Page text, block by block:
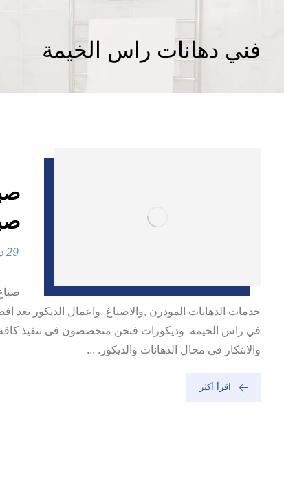
فني دهانات راس الخيمة
29 ديسمبر، 2024
خدمات الدهانات المودرن ,والاصباغ ,واعمال الديكور
في راس الخيمة وديكورات فنحن متخصصون فى تنفيذ كافة
والابتكار فى مجال الدهانات والديكور. ...
اقرأ أكثر